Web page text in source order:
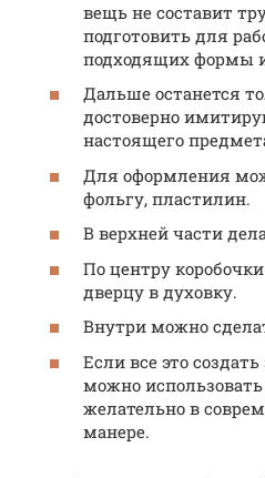
вещь не составит
подготовить для
подходящих формы
Дальше останется
достоверно
настоящего
Для оформления
фольгу, пластилин.
В верхней части
По центру
дверцу в духовку.
Внутри можно
Если все это
можно
желательно в
манере.